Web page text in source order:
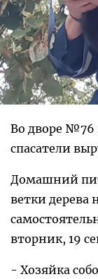
Во дворе №76
спасатели
Домашний
ветки дерева
вторник, 19
- Хозяйка